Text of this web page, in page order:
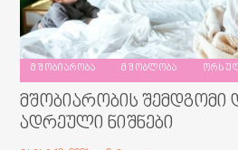
ᲛᲨᲝᲑᲘᲐᲠᲝᲑᲐ ᲛᲨᲝᲑᲚᲝᲑᲐ
მშობიარობის შემდგომი
ადრეული ნიშნები